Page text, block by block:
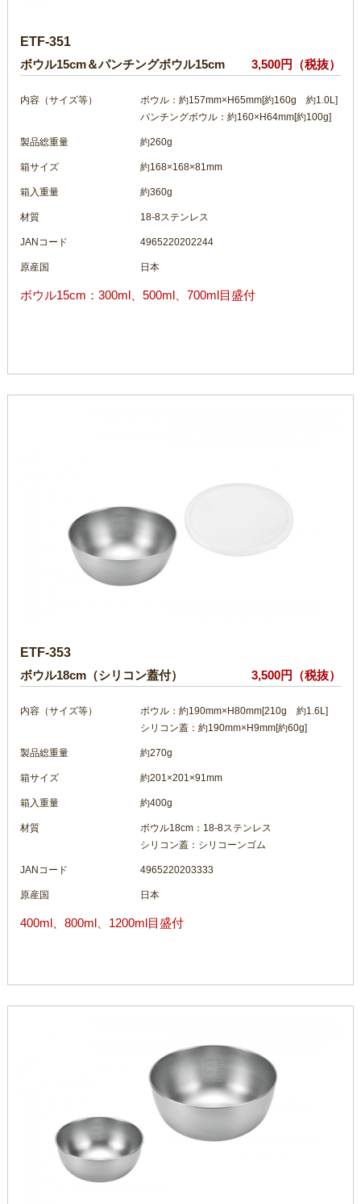
ETF-351
ボウル15cm＆パンチングボウル15cm
3,500円（税抜）
内容（サイズ等）
ボウル：約157mm×H65mm[約160g 約1.0L]
パンチングボウル：約160×H64mm[約100g]
製品総重量 約260g
箱サイズ 約168×168×81mm
箱入重量 約360g
材質 18-8ステンレス
JANコード 4965220202244
原産国 日本
ボウル15cm：300ml、500ml、700ml目盛付
ETF-353
ボウル18cm（シリコン蓋付）
3,500円（税抜）
内容（サイズ等）
ボウル：約190mm×H80mm[210g 約1.6L]
シリコン蓋：約190mm×H9mm[約60g]
製品総重量 約270g
箱サイズ 約201×201×91mm
箱入重量 約400g
材質
ボウル18cm：18-8ステンレス
シリコン蓋：シリコーンゴム
JANコード 4965220203333
原産国 日本
400ml、800ml、1200ml目盛付